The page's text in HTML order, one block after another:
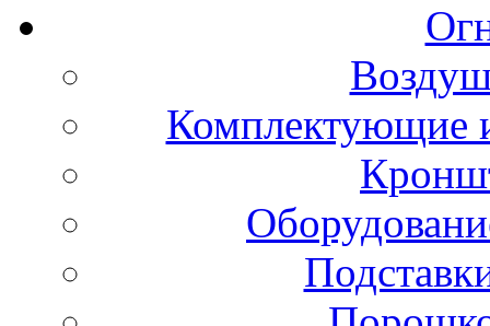
Комплектующие